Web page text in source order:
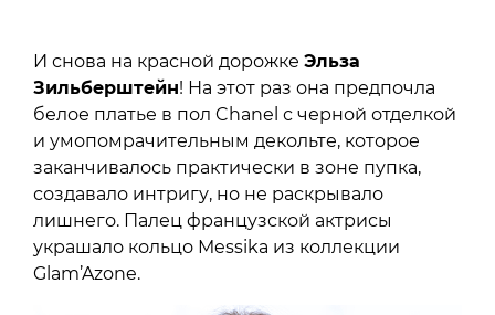
И снова на красной дорожке Эльза
Зильберштейн! На этот раз она предпочла
белое платье в пол Chanel с черной отделкой
и умопомрачительным декольте, которое
заканчивалось практически в зоне пупка,
создавало интригу, но не раскрывало
лишнего. Палец французской актрисы
украшало кольцо Messika из коллекции
Glam’Azone.